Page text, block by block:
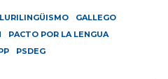
GALLEGO
PACTO POR LA LENGUA
PSDEG